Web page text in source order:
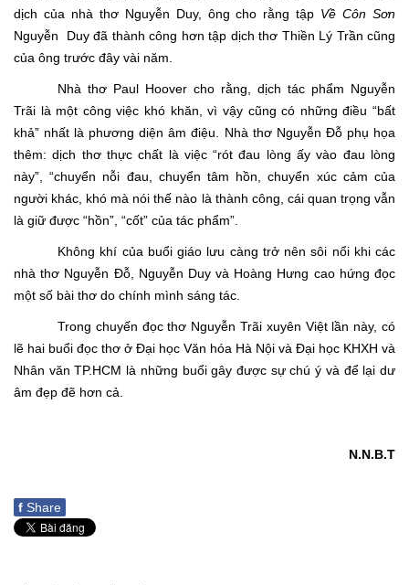
dịch của nhà thơ Nguyễn Duy, ông cho rằng tập Về Côn Sơn
Nguyễn Duy đã thành công hơn tập dịch thơ Thiền Lý Trần cũng
của ông trước đây vài năm.
Nhà thơ Paul Hoover cho rằng, dịch tác phẩm Nguyễn
Trãi là một công việc khó khăn, vì vậy cũng có những điều “bất
khả” nhất là phương diện âm điệu. Nhà thơ Nguyễn Đỗ phụ họa
thêm: dịch thơ thực chất là việc “rót đau lòng ấy vào đau lòng
này”, “chuyển nỗi đau, chuyển tâm hồn, chuyển xúc cảm của
người khác, khó mà nói thế nào là thành công, cái quan trọng vẫn
là giữ được “hồn”, “cốt” của tác phẩm”.
Không khí của buổi giáo lưu càng trở nên sôi nổi khi các
nhà thơ Nguyễn Đỗ, Nguyễn Duy và Hoàng Hưng cao hứng đọc
một số bài thơ do chính mình sáng tác.
Trong chuyến đọc thơ Nguyễn Trãi xuyên Việt lần này, có
lẽ hai buổi đọc thơ ở Đại học Văn hóa Hà Nội và Đại học KHXH và
Nhân văn TP.HCM là những buổi gây được sự chú ý và để lại dư
âm đẹp đẽ hơn cả.
N.N.B.T
f Share